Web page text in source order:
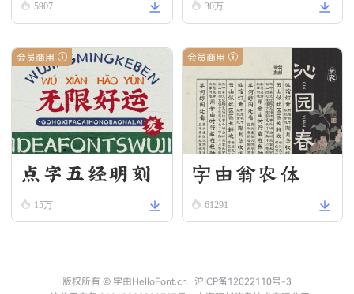
5907 30万
会员商用
点字五经明刻
本15万
会员商用
字由翁农体
61291
版权所有 © 字由HelloFont.cn
沪ICP备12022110号-3